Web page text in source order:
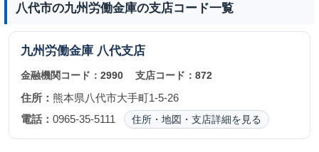
八代市の九州労働金庫の支店コード一覧
九州労働金庫 八代支店
金融機関コード： 2990 支店コード：872
住所： 熊本県八代市大手町1-5-26
電話： 0965-35-5111 住所・地図・支店詳細を見る